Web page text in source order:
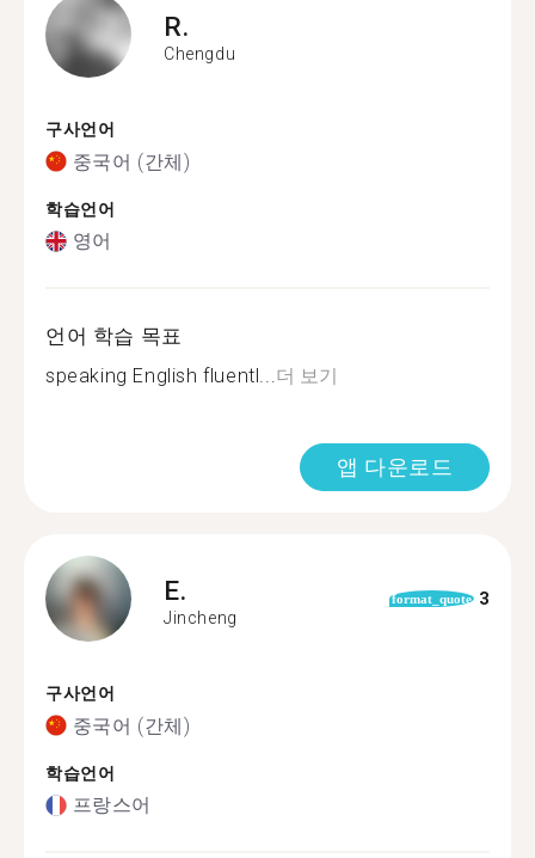
R.
Chengdu
구사언어
중국어 (간체)
학습언어
영어
언어 학습 목표
speaking English fluentl...더 보기
앱 다운로드
E.
Jincheng
format_quote 3
구사언어
중국어 (간체)
학습언어
프랑스어